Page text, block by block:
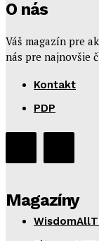
O nás
Váš magazín pre
nás pre najnovšie
Kontakt
PDP
Magazíny